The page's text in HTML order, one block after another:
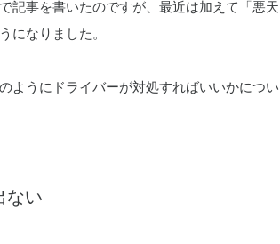
記事を書いたのですが、最近は加えて「悪天
になりました。
ようにドライバーが対処すればいいかについ
ない